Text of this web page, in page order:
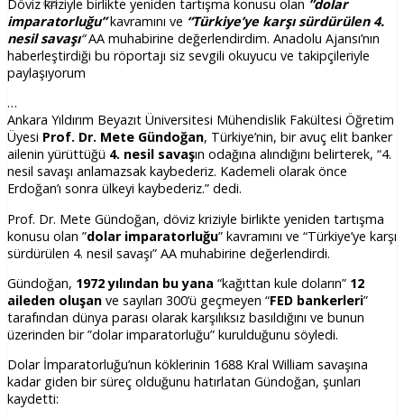
Döviz kriziyle birlikte yeniden tartışma konusu olan ”dolar
imparatorluğu”kavramını ve “Türkiye’ye karşı sürdürülen 4.
nesil savaşı“AA muhabirine değerlendirdim. Anadolu Ajansı’nın
haberleştirdiği bu röportajı siz sevgili okuyucu ve takipçileriyle
paylaşıyorum
…
Ankara Yıldırım Beyazıt Üniversitesi Mühendislik Fakültesi Öğretim
Üyesi Prof. Dr. Mete Gündoğan, Türkiye’nin, bir avuç elit banker
ailenin yürüttüğü 4. nesil savaşın odağına alındığını belirterek, “4.
nesil savaşı anlamazsak kaybederiz. Kademeli olarak önce
Erdoğan’ı sonra ülkeyi kaybederiz.” dedi.
Prof. Dr. Mete Gündoğan, döviz kriziyle birlikte yeniden tartışma
konusu olan ”dolar imparatorluğu” kavramını ve “Türkiye’ye karşı
sürdürülen 4. nesil savaşı” AA muhabirine değerlendirdi.
Gündoğan, 1972 yılından bu yana “kağıttan kule doların” 12
aileden oluşan ve sayıları 300’ü geçmeyen “FED bankerleri”
tarafından dünya parası olarak karşılıksız basıldığını ve bunun
üzerinden bir ”dolar imparatorluğu” kurulduğunu söyledi.
Dolar İmparatorluğu’nun köklerinin 1688 Kral William savaşına
kadar giden bir süreç olduğunu hatırlatan Gündoğan, şunları
kaydetti: